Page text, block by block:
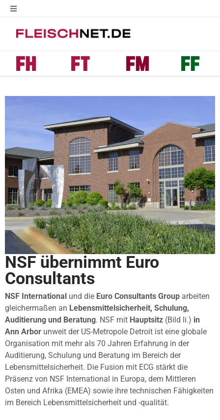
NSF übernimmt Euro
Consultants
NSF International und die Euro Consultants Group arbeiten
gleichermaßen an Lebensmittelsicherheit, Schulung,
Auditierung und Beratung. NSF mit Hauptsitz (Bild li.) in
Ann Arbor unweit der US-Metropole Detroit ist eine globale
Organisation mit mehr als 70 Jahren Erfahrung in der
Auditierung, Schulung und Beratung im Bereich der
Lebensmittelsicherheit. Die Fusion mit ECG stärkt die
Präsenz von NSF International in Europa, dem Mittleren
Osten und Afrika (EMEA) sowie ihre technischen Fähigkeiten
im Bereich Lebensmittelsicherheit und -qualität.